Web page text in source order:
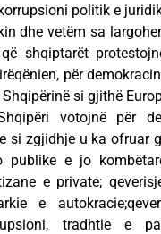
politik e
dhe vetëm sa
shqiptarët
për
si gjithë
votojnë për
si zgjidhje u ka ofruar
publike e jo
e private;
e
tradhtie e